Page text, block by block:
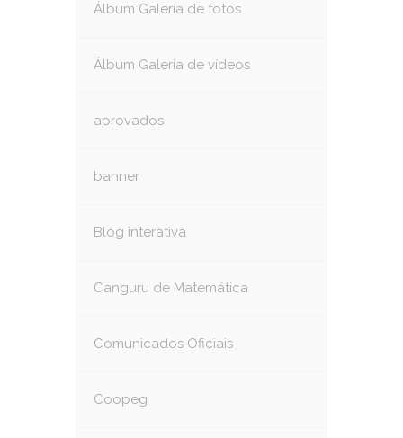
Álbum Galeria de fotos
Álbum Galeria de vídeos
aprovados
banner
Blog interativa
Canguru de Matemática
Comunicados Oficiais
Coopeg